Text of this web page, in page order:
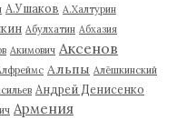
А.Ушаков А.Халтурин
Абулхатин Абхазия
Акимович Аксенов
Альпы Алёшкинский
Андрей Денисенко
Армения